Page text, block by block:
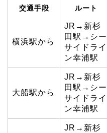
交通手段 ルート
横浜駅から
JR→新杉
田駅→シー
サイドライ
ン幸浦駅
大船駅から
JR→新杉
田駅→シー
サイドライ
ン幸浦駅
JR→新杉